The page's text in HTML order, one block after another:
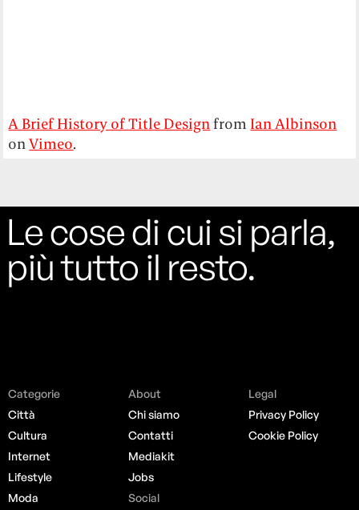
A Brief History of Title Designfrom Ian Albinson
onVimeo.
Le cose di cui si parla,
più tutto il resto.
Categorie
Città
Cultura
Internet
Lifestyle
Moda
About
Chi siamo
Contatti
Mediakit
Jobs
Social
Legal
Privacy Policy
Cookie Policy